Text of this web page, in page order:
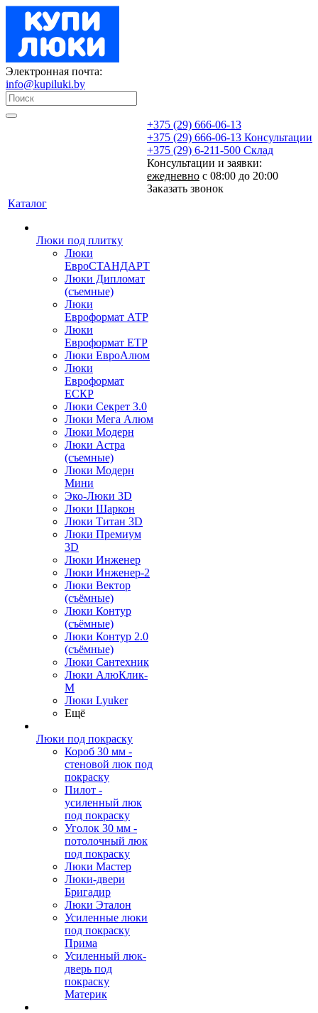
Электронная почта:
info@kupiluki.by
+375 (29) 666-06-13
+375 (29) 666-06-13 Консультации
+375 (29) 6-211-500 Склад
Консультации и заявки:
ежедневно с 08:00 до 20:00
Заказать звонок
Каталог
Люки под плитку
Люки
ЕвроСТАНДАРТ
Люки Дипломат
(съемные)
Люки
Евроформат АТР
Люки
Евроформат ЕТР
Люки ЕвроАлюм
Люки
Евроформат
ЕСКР
Люки Секрет 3.0
Люки Мега Алюм
Люки Модерн
Люки Астра
(съемные)
Люки Модерн
Мини
Эко-Люки 3D
Люки Шаркон
Люки Титан 3D
Люки Премиум
3D
Люки Инженер
Люки Инженер-2
Люки Вектор
(съёмные)
Люки Контур
(съёмные)
Люки Контур 2.0
(съёмные)
Люки Сантехник
Люки АлюКлик-
М
Люки Lyuker
Ещё
Люки под покраску
Короб 30 мм -
стеновой люк под
покраску
Пилот -
усиленный люк
под покраску
Уголок 30 мм -
потолочный люк
под покраску
Люки Мастер
Люки-двери
Бригадир
Люки Эталон
Усиленные люки
под покраску
Прима
Усиленный люк-
дверь под
покраску
Материк